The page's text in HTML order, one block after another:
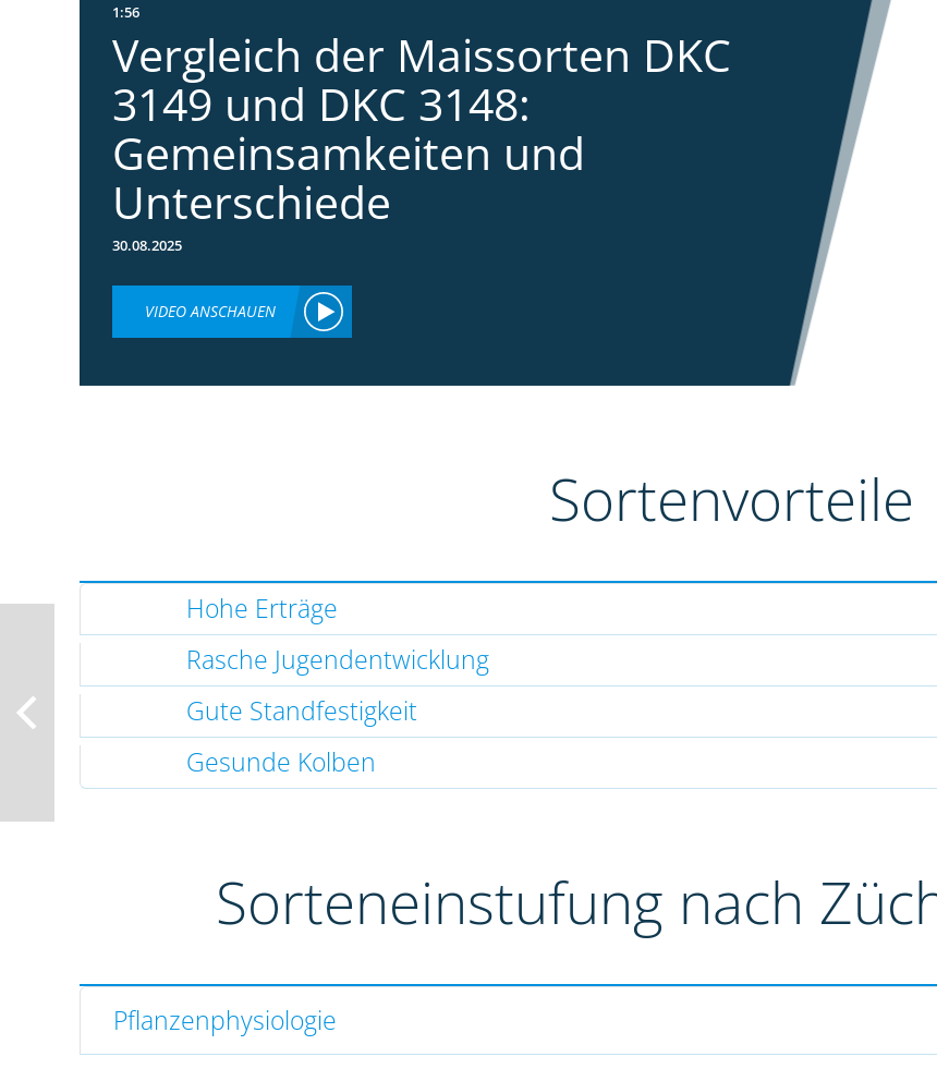
1:56
Vergleich der Maissorten DKC
3149 und DKC 3148:
Gemeinsamkeiten und
Unterschiede
30.08.2025
VIDEO ANSCHAUEN
Sortenvorteile
Hohe Erträge
Rasche Jugendentwicklung
Gute Standfestigkeit
Gesunde Kolben
Sorteneinstufung nach
Pflanzenphysiologie